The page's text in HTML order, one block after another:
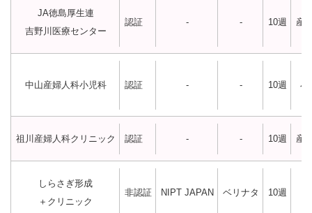
証
能
JA徳島厚生連
吉野川医療センター
認証 - - 10週 産
中山産婦人科小児科 認証 - - 10週 小
祖川産婦人科クリニック 認証 - - 10週 産
しらさぎ形成
＋クリニック
非認証 NIPT JAPAN ベリナタ 10週